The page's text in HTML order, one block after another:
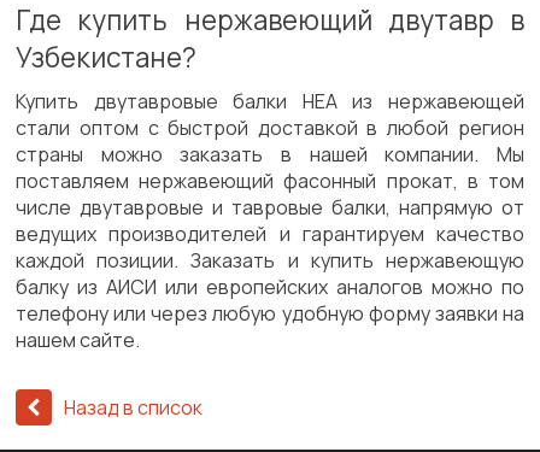
Где купить нержавеющий двутавр в
Узбекистане?
Купить двутавровые балки HEA из нержавеющей
стали оптом с быстрой доставкой в любой регион
страны можно заказать в нашей компании. Мы
поставляем нержавеющий фасонный прокат, в том
числе двутавровые и тавровые балки, напрямую от
ведущих производителей и гарантируем качество
каждой позиции. Заказать и купить нержавеющую
балку из АИСИ или европейских аналогов можно по
телефону или через любую удобную форму заявки на
нашем сайте.
Назад в список